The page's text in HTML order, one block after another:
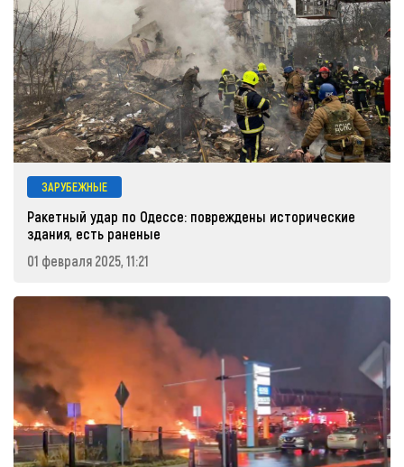
ЗАРУБЕЖНЫЕ
Ракетный удар по Одессе: повреждены исторические
здания, есть раненые
01 февраля 2025, 11:21